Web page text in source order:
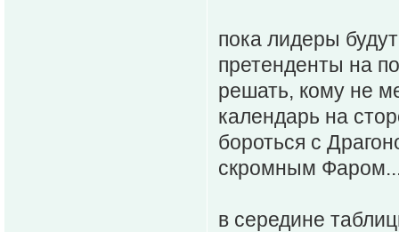
пока лидеры
претенденты на
решать, кому не
календарь на
бороться с
скромным
в середине